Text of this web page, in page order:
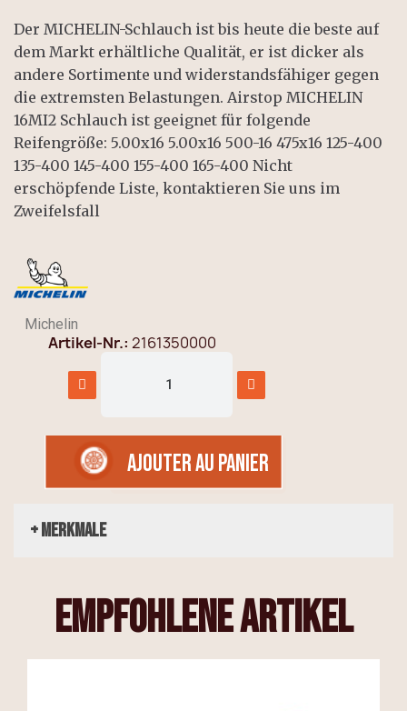
Der MICHELIN-Schlauch ist bis heute die beste auf
dem Markt erhältliche Qualität, er ist dicker als
andere Sortimente und widerstandsfähiger gegen
die extremsten Belastungen. Airstop MICHELIN
16MI2 Schlauch ist geeignet für folgende
Reifengröße: 5.00x16 5.00x16 500-16 475x16 125-400
135-400 145-400 155-400 165-400 Nicht
erschöpfende Liste, kontaktieren Sie uns im
Zweifelsfall
Michelin
Artikel-Nr. 2161350000
AJOUTER AU PANIER
+ Merkmale
empfohlene Artikel